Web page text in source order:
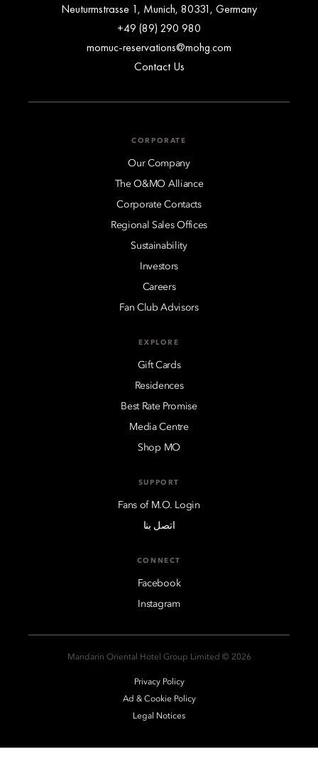
Neuturmstrasse 1, Munich, 80331, Germany
+49 (89) 290 980
momuc-reservations@mohg.com
Contact Us
CORPORATE
Our Company
The O&MO Alliance
Corporate Contacts
Regional Sales Offices
Sustainability
Investors
Careers
Fan Club Advisors
EXPLORE
Gift Cards
Residences
Best Rate Promise
Media Centre
Shop MO
SUPPORT
Fans of M.O. Login
اتصل بنا
CONNECT
Facebook
Instagram
2026 © Mandarin Oriental Hotel Group Limited
Privacy Policy
Ad & Cookie Policy
Legal Notices